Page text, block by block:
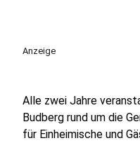
Anzeige
Alle zwei Jahre
Budberg rund um die
für Einheimische und